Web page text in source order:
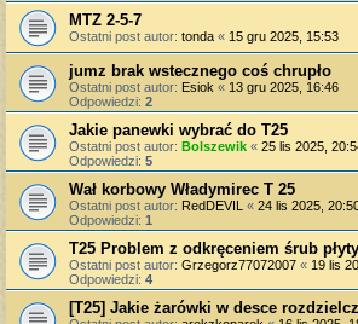
MTZ 2-5-7
Ostatni post autor: tonda « 15 gru 2025, 15:53
jumz brak wstecznego coś chrupło
Ostatni post autor: Esiok « 13 gru 2025, 16:46
Odpowiedzi: 2
Jakie panewki wybrać do T25
Ostatni post autor: Bolszewik « 25 lis 2025,
Odpowiedzi: 5
Wał korbowy Władymirec T 25
Ostatni post autor: RedDEVIL « 24 lis 2025,
Odpowiedzi: 1
T25 Problem z odkręceniem śrub
Ostatni post autor: Grzegorz77072007 « 19 lis
Odpowiedzi: 4
[T25] Jakie żarówki w desce